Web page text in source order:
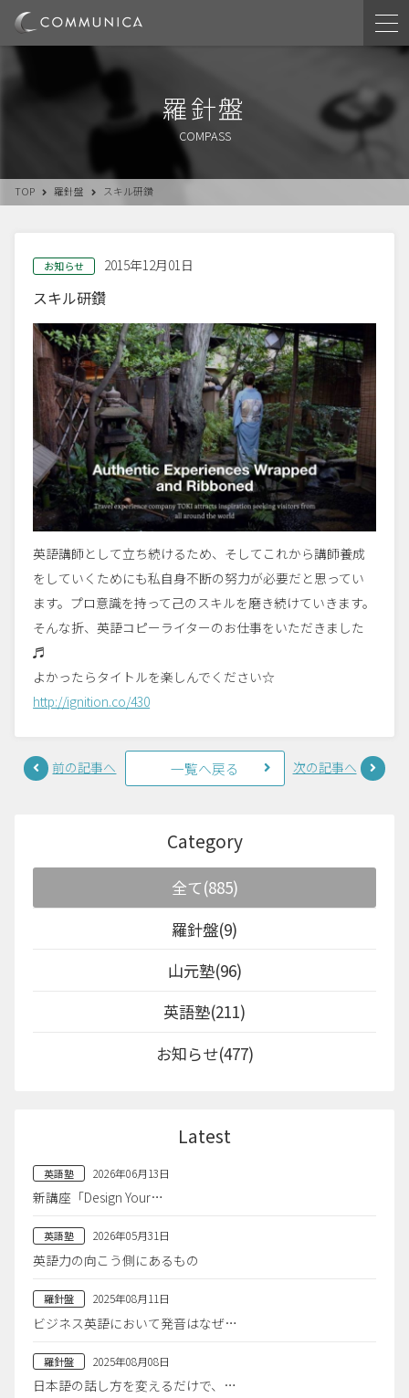
羅針盤
COMPASS
TOP 羅針盤 スキル研鑽
お知らせ 2015年12月01日
スキル研鑽
英語講師として立ち続けるため、そしてこれから講師養成
をしていくためにも私自身不断の努力が必要だと思ってい
ます。プロ意識を持って己のスキルを磨き続けていきます。
そんな折、英語コピーライターのお仕事をいただきました
♬
よかったらタイトルを楽しんでください☆
http://ignition.co/430
前の記事へ 一覧へ戻る 次の記事へ
Category
全て(885)
羅針盤(9)
山元塾(96)
英語塾(211)
お知らせ(477)
Latest
英語塾 2026年06月13日
新講座「Design Your…
英語塾 2026年05月31日
英語力の向こう側にあるもの
羅針盤 2025年08月11日
ビジネス英語において発音はなぜ…
羅針盤 2025年08月08日
日本語の話し方を変えるだけで、…